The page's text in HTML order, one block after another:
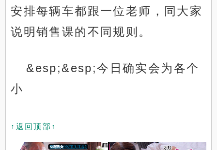
安排每辆车都跟一位老师，同大家
说明销售课的不同规则。
&esp;&esp;今日确实会为各个
小
↑返回顶部↑